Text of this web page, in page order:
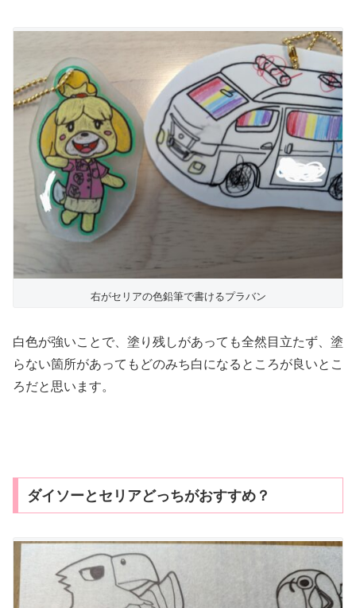
右がセリアの色鉛筆で書けるプラバン
白色が強いことで、塗り残しがあっても全然目立たず、塗
らない箇所があってもどのみち白になるところが良いとこ
ろだと思います。
ダイソーとセリアどっちがおすすめ？